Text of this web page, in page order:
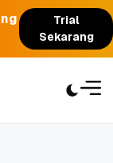
Trial
Sekarang